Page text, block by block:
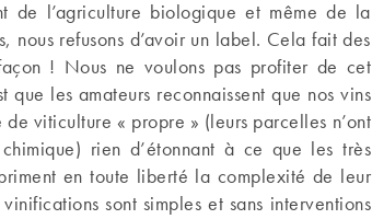
de l’agriculture biologique et même de la
refusons d’avoir un label. Cela fait des
! Nous ne voulons pas profiter de cet
les amateurs reconnaissent que nos vins
viticulture « propre » (leurs parcelles n’ont
rien d’étonnant à ce que les très
en toute liberté la complexité de leur
sont simples et sans interventions